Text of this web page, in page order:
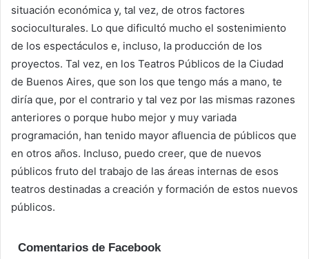
situación económica y, tal vez, de otros factores
socioculturales. Lo que dificultó mucho el sostenimiento
de los espectáculos e, incluso, la producción de los
proyectos. Tal vez, en los Teatros Públicos de la Ciudad
de Buenos Aires, que son los que tengo más a mano, te
diría que, por el contrario y tal vez por las mismas razones
anteriores o porque hubo mejor y muy variada
programación, han tenido mayor afluencia de públicos que
en otros años. Incluso, puedo creer, que de nuevos
públicos fruto del trabajo de las áreas internas de esos
teatros destinadas a creación y formación de estos nuevos
públicos.
Comentarios de Facebook